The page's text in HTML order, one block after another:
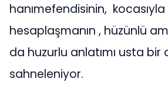
hanımefendisinin, kocasıyla
hesaplaşmanın , hüzünlü
da huzurlu anlatımı usta bir
sahneleniyor.